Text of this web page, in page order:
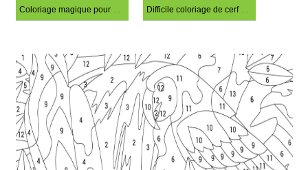
Coloriage magique pour adultes et avancés Difficile coloriage de cerf magique